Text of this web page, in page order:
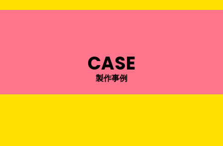
CASE
製作事例